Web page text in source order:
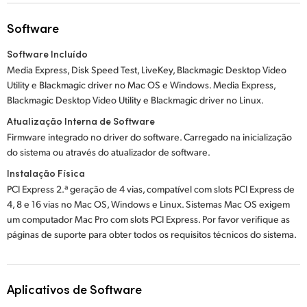
Software
Software Incluído
Media Express, Disk Speed Test, LiveKey, Blackmagic Desktop Video
Utility e Blackmagic driver no Mac OS e Windows. Media Express,
Blackmagic Desktop Video Utility e Blackmagic driver no Linux.
Atualização Interna de Software
Firmware integrado no driver do software. Carregado na inicialização
do sistema ou através do atualizador de software.
Instalação Física
PCI Express 2.ª geração de 4 vias, compatível com slots PCI Express de
4, 8 e 16 vias no Mac OS, Windows e Linux. Sistemas Mac OS exigem
um computador Mac Pro com slots PCI Express. Por favor verifique as
páginas de suporte para obter todos os requisitos técnicos do sistema.
Aplicativos de Software